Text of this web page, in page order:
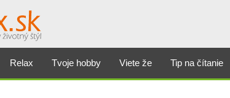
Relax Tvoje hobby Viete že Tip na čítanie